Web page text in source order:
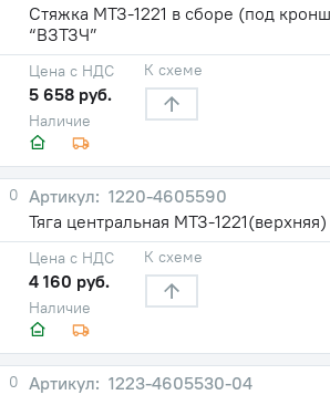
Стяжка МТЗ-1221 в сборе (под
“ВЗТЗЧ”
Наличие
Цена с НДС
5 658 руб.
К схеме
0
1220-4605590
Тяга центральная МТЗ-1221(верхняя)
Наличие
Цена с НДС
4 160 руб.
К схеме
0
1223-4605530-04